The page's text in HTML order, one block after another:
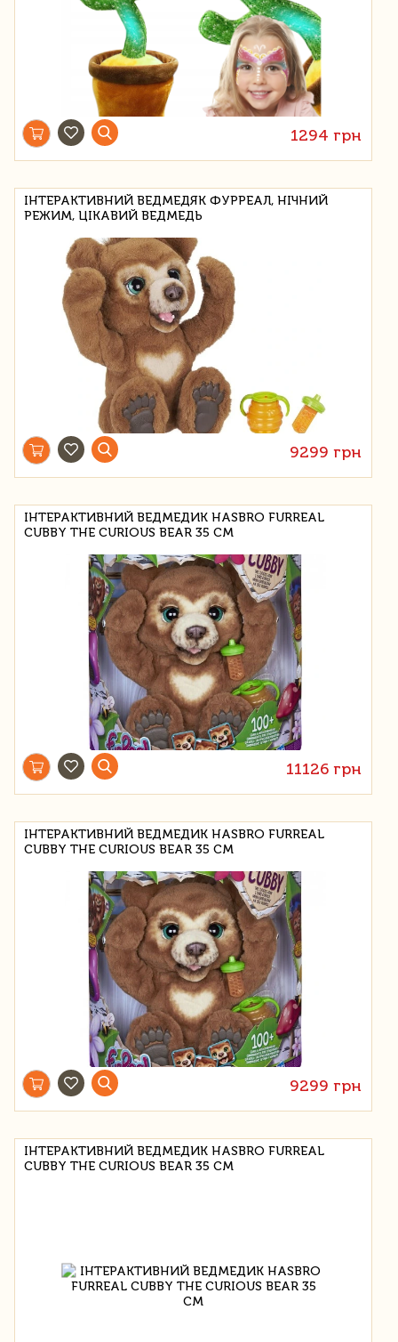
1294 грн
ІНТЕРАКТИВНИЙ ВЕДМЕДЯК ФУРРЕАЛ, НІЧНИЙ
РЕЖИМ, ЦІКАВИЙ ВЕДМЕДЬ
9299 грн
ІНТЕРАКТИВНИЙ ВЕДМЕДИК HASBRO FURREAL
CUBBY THE CURIOUS BEAR 35 СМ
11126 грн
ІНТЕРАКТИВНИЙ ВЕДМЕДИК HASBRO FURREAL
CUBBY THE CURIOUS BEAR 35 СМ
9299 грн
ІНТЕРАКТИВНИЙ ВЕДМЕДИК HASBRO FURREAL
CUBBY THE CURIOUS BEAR 35 СМ